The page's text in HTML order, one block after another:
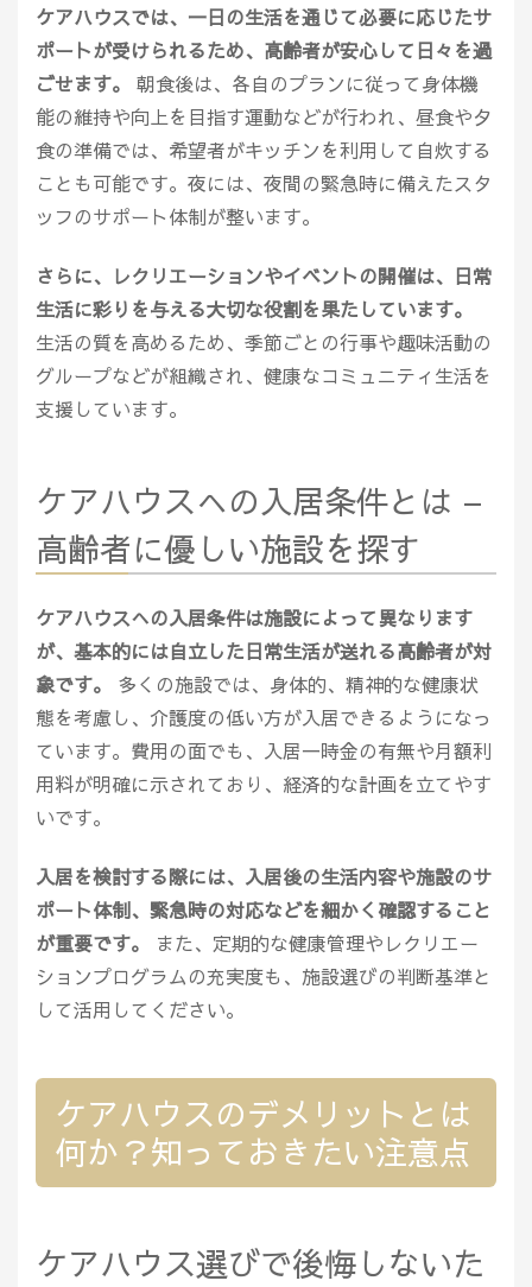
ケアハウスでは、一日の生活を通じて必要に応じたサ
ポートが受けられるため、高齢者が安心して日々を過
ごせます。
朝食後は、各自のプランに従って身体機
能の維持や向上を目指す運動などが行われ、昼食や夕
食の準備では、希望者がキッチンを利用して自炊する
ことも可能です。夜には、夜間の緊急時に備えたスタ
ッフのサポート体制が整います。
さらに、レクリエーションやイベントの開催は、日常
生活に彩りを与える大切な役割を果たしています。
生活の質を高めるため、季節ごとの行事や趣味活動の
グループなどが組織され、健康なコミュニティ生活を
支援しています。
ケアハウスへの入居条件とは –
高齢者に優しい施設を探す
ケアハウスへの入居条件は施設によって異なります
が、基本的には自立した日常生活が送れる高齢者が対
象です。
多くの施設では、身体的、精神的な健康状
態を考慮し、介護度の低い方が入居できるようになっ
ています。費用の面でも、入居一時金の有無や月額利
用料が明確に示されており、経済的な計画を立てやす
いです。
入居を検討する際には、入居後の生活内容や施設のサ
ポート体制、緊急時の対応などを細かく確認すること
が重要です。
また、定期的な健康管理やレクリエー
ションプログラムの充実度も、施設選びの判断基準と
して活用してください。
ケアハウスのデメリットとは
何か？知っておきたい注意点
ケアハウス選びで後悔しないた